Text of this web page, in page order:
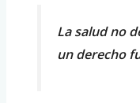
La salud no
un derecho